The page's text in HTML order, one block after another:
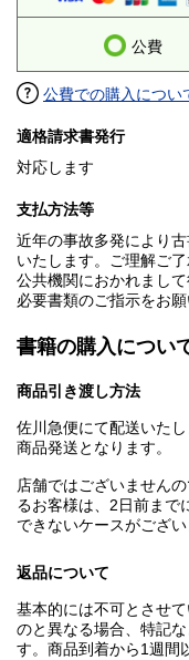
公費
公費での購入につい
適格請求書発行
対応します
支払方法等
近年の事故多発により
いたします。ご理解ご
公共機関におかれまし
必要書類のご指示をお願
書籍の購入につい
商品引き渡し方法
佐川急便にて配送いた
商品発送となります。
店舗ではございません
るお客様は、2日前まで
できないケースがござい
返品について
基本的には不可とさせ
のと異なる場合、特記
す。商品到着から1週間